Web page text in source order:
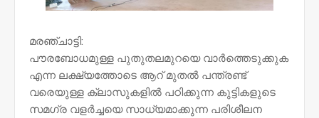
മരഞ്ചാട്ടി:
പൗരബോധമുള്ള പുതുതലമുറയെ വാർത്തെടുക്കുക
എന്ന ലക്ഷ്യത്തോടെ ആറ് മുതൽ പന്ത്രണ്ട്
വരെയുള്ള ക്ലാസുകളിൽ പഠിക്കുന്ന കുട്ടികളുടെ
സമഗ്ര വളർച്ചയെ സാധ്യമാക്കുന്ന പരിശീലന